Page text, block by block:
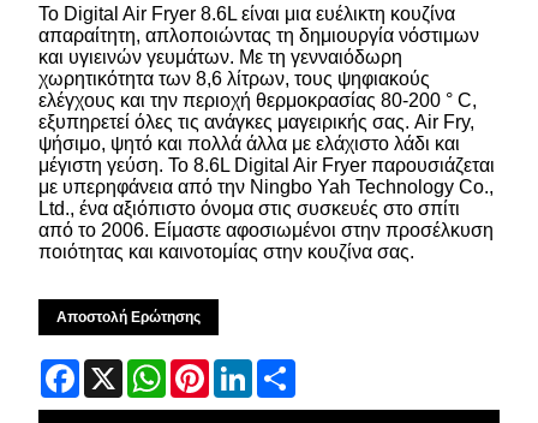
Το Digital Air Fryer 8.6L είναι μια ευέλικτη κουζίνα
απαραίτητη, απλοποιώντας τη δημιουργία νόστιμων
και υγιεινών γευμάτων. Με τη γενναιόδωρη
χωρητικότητα των 8,6 λίτρων, τους ψηφιακούς
ελέγχους και την περιοχή θερμοκρασίας 80-200 ° C,
εξυπηρετεί όλες τις ανάγκες μαγειρικής σας. Air Fry,
ψήσιμο, ψητό και πολλά άλλα με ελάχιστο λάδι και
μέγιστη γεύση. Το 8.6L Digital Air Fryer παρουσιάζεται
με υπερηφάνεια από την Ningbo Yah Technology Co.,
Ltd., ένα αξιόπιστο όνομα στις συσκευές στο σπίτι
από το 2006. Είμαστε αφοσιωμένοι στην προσέλκυση
ποιότητας και καινοτομίας στην κουζίνα σας.
Αποστολή Ερώτησης
Facebook
X WhatsApp
PinterestLinkedIn